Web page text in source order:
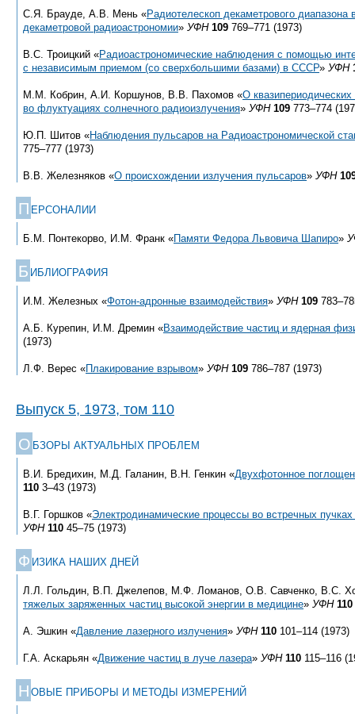
С.Я. Брауде, А.В. Мень «Радиотелескоп декаметрового
декаметровой радиоастрономии» УФН 109 769–771 (1973)
В.С. Троицкий «Радиоастрономические наблюдения с помощью
с независимым приемом (со сверхбольшими базами) в СССР» УФН
М.М. Кобрин, А.И. Коршунов, В.В. Пахомов «О квазипериодических
во флуктуациях солнечного радиоизлучения» УФН 109 773–774
Ю.П. Шитов «Наблюдения пульсаров на Радиоастрономической
775–777 (1973)
В.В. Железняков «О происхождении излучения пульсаров» УФН
П ЕРСОНАЛИИ
Б.М. Понтекорво, И.М. Франк «Памяти Федора Львовича Шапиро»
Б ИБЛИОГРАФИЯ
И.М. Железных «Фотон-адронные взаимодействия» УФН 109
А.Б. Курепин, И.М. Дремин «Взаимодействие частиц и ядерная
(1973)
Л.Ф. Верес «Плакирование взрывом» УФН 109 786–787 (1973)
Выпуск 5, 1973, том 110
О БЗОРЫ АКТУАЛЬНЫХ ПРОБЛЕМ
В.И. Бредихин, М.Д. Галанин, В.Н. Генкин «Двухфотонное
110 3–43 (1973)
В.Г. Горшков «Электродинамические процессы во встречных
УФН 110 45–75 (1973)
Ф ИЗИКА НАШИХ ДНЕЙ
Л.Л. Гольдин, В.П. Джелепов, М.Ф. Ломанов, О.В. Савченко, В.С.
тяжелых заряженных частиц высокой энергии в медицине» УФН 110
А. Эшкин «Давление лазерного излучения» УФН 110 101–114 (1973)
Г.А. Аскарьян «Движение частиц в луче лазера» УФН 110 115–116
Н ОВЫЕ ПРИБОРЫ И МЕТОДЫ ИЗМЕРЕНИЙ